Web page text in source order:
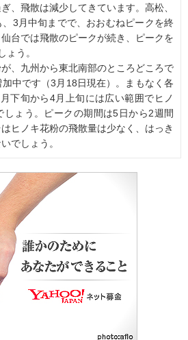
、飛散は減少してきています。高松、
3月中旬までで、おおむねピークを終
台では飛散のピークが続き、ピークを
ょう。
、九州から東北南部のところどころで
中です（3月18日現在）。まもなく各
下旬から4月上旬には広い範囲でヒノ
しょう。ピークの期間は5日から2週間
ヒノキ花粉の飛散量は少なく、はっき
でしょう。